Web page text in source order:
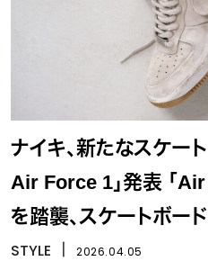
ナイキ、新たなスケー
Air Force 1」発表 「
を踏襲、スケートボー
デート
STYLE 2026.04.05